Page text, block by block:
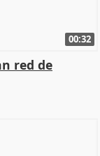
00:32
red de